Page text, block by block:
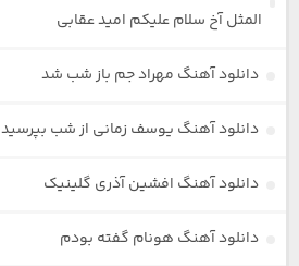
المثل آخ سلام علیکم امید عقابی
دانلود آهنگ مهراد جم باز شب شد
دانلود آهنگ یوسف زمانی از شب بپرسید
دانلود آهنگ افشین آذری گلینیک
دانلود آهنگ هونام گفته بودم